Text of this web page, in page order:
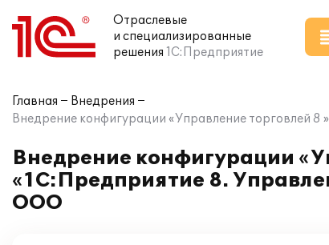
Отраслевые
и специализированные
решения 1С:Предприятие
Главная
Внедрения
Внедрение конфигурации «Управление торговлей
Внедрение конфигурации
«1С:Предприятие 8.
ООО